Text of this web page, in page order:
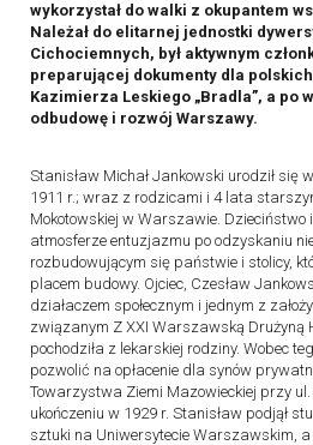
wykorzystał do walki z okupantem
Należał do elitarnej jednostki
Cichociemnych, był aktywnym
preparującej dokumenty dla
Kazimierza Leskiego „Bradla”, a po
odbudowę i rozwój Warszawy.
Stanisław Michał Jankowski urodził się
1911 r.; wraz z rodzicami i 4 lata
Mokotowskiej w Warszawie. Dzieciństwo i
atmosferze entuzjazmu po odzyskaniu
rozbudowującym się państwie i stolicy,
placem budowy. Ojciec, Czesław
działaczem społecznym i jednym z
związanym Z XXI Warszawską Drużyną
pochodziła z lekarskiej rodziny. Wobec
pozwolić na opłacenie dla synów
Towarzystwa Ziemi Mazowieckiej przy ul.
ukończeniu w 1929 r. Stanisław podjął
sztuki na Uniwersytecie Warszawskim,